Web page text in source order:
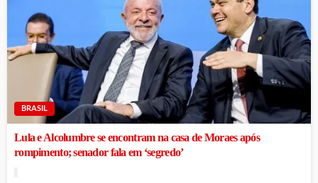
BRASIL
Lula e Alcolumbre se encontram na casa de Moraes após
rompimento; senador fala em ‘segredo’